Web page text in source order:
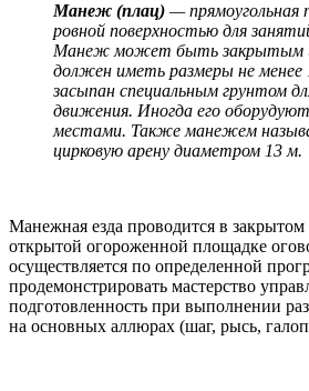
Манеж (плац) — прямоугольная
ровной поверхностью для
Манеж может быть закрытым
должен иметь размеры не
засыпан специальным грунтом
движения. Иногда его
местами. Также манежем
цирковую арену диаметром 13 м.
Манежная езда проводится в
открытой огороженной площадке
осуществляется по определенной
продемонстрировать мастерство
подготовленность при выполнении
на основных аллюрах (шаг, рысь,